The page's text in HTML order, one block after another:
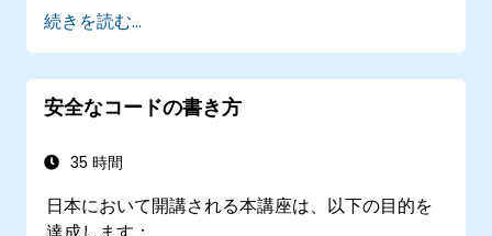
さまざまなセキュリティテスト手法を用いて
Webアプリケーションをリスクや攻撃から守
る。
セキュリティテストの結果および所見を記録
続きを読む...
安全なコードの書き方
35 時間
日本において開講される本講座は、以下の目的を